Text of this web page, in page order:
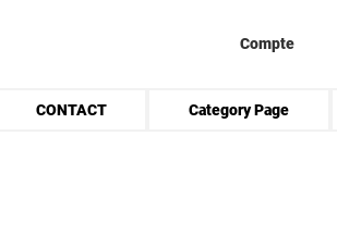
Compte
CONTACT Category Page